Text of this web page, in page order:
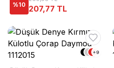
%10 207,77 TL
+9